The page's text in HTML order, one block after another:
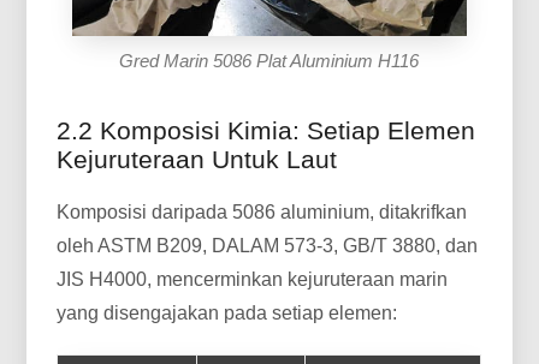
Gred Marin 5086 Plat Aluminium H116
2.2 Komposisi Kimia: Setiap Elemen
Kejuruteraan Untuk Laut
Komposisi daripada 5086 aluminium, ditakrifkan
oleh ASTM B209, DALAM 573-3, GB/T 3880, dan
JIS H4000, mencerminkan kejuruteraan marin
yang disengajakan pada setiap elemen: